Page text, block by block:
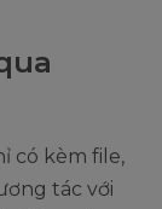
có kèm file,
tác với